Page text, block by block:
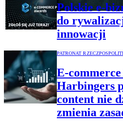
Polskie e-
do
innowacji
PATRONAT
E-
Harbingers
content nie
zmienia